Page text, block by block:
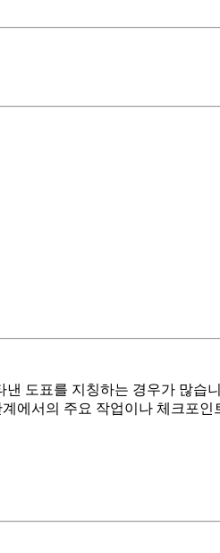
도표를 지칭하는 경우가 많습
에서의 주요 작업이나 체크포